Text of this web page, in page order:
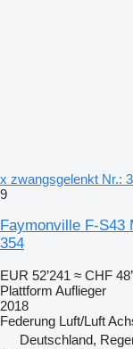
x zwangsgelenkt Nr.:
9
Faymonville F-S43
354
EUR 52’241 ≈ CHF
Plattform Auflieger
2018
Federung Luft/Luft
Deutschland,